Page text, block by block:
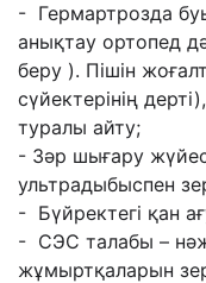
- Гермартрозда
анықтау ортопед
беру ). Пішін
сүйектерінің
туралы айту;
- Зəр шығару
ультрадыбыспен
- Бүйректегі қан
- СЭС талабы –
жұмыртқаларын